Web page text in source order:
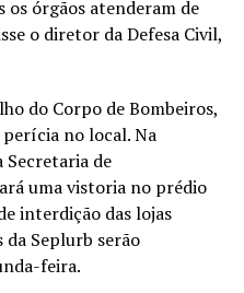
os órgãos atenderam de
o diretor da Defesa Civil,
do Corpo de Bombeiros,
no local. Na
Secretaria de
uma vistoria no prédio
interdição das lojas
Seplurb serão
feira.